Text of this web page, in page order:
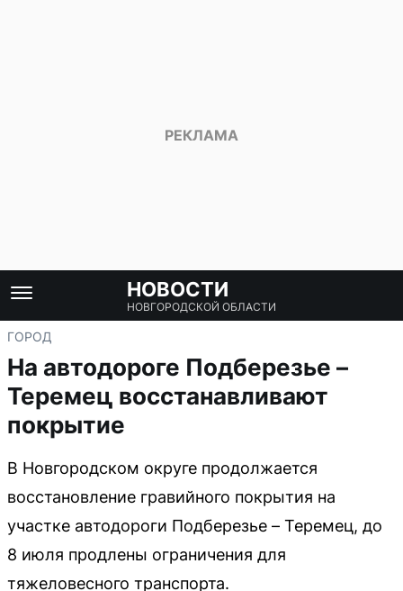
НОВОСТИ
НОВГОРОДСКОЙ ОБЛАСТИ
ГОРОД
На автодороге Подберезье –
Теремец восстанавливают
покрытие
В Новгородском округе продолжается
восстановление гравийного покрытия на
участке автодороги Подберезье – Теремец, до
8 июля продлены ограничения для
тяжеловесного транспорта.